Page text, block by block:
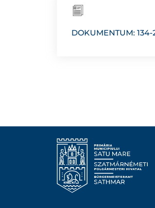
DOKUMENTUM: